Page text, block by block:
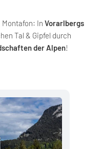
In Vorarlbergs
Tal & Gipfel durch
der Alpen!